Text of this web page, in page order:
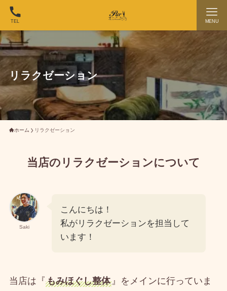
TEL MENU
リラクゼーション
ホーム リラクゼーション
当店のリラクゼーションについて
Saki
こんにちは！
私がリラクゼーションを担当して
います！
当店は『もみほぐし整体』をメインに行っていま